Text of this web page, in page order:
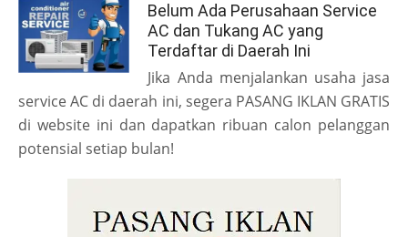
Belum Ada Perusahaan Service
AC dan Tukang AC yang
Terdaftar di Daerah Ini
Jika Anda menjalankan usaha jasa
service AC di daerah ini, segera PASANG IKLAN GRATIS
di website ini dan dapatkan ribuan calon pelanggan
potensial setiap bulan!